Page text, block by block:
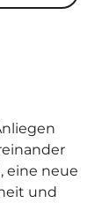
eine neue
und